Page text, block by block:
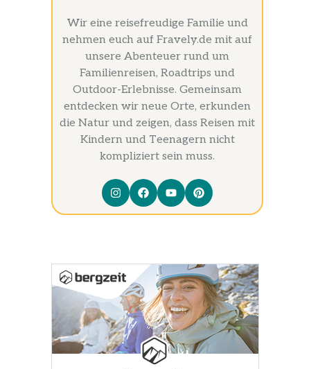
Wir eine reisefreudige Familie und
nehmen euch auf Fravely.de mit auf
unsere Abenteuer rund um
Familienreisen, Roadtrips und
Outdoor-Erlebnisse. Gemeinsam
entdecken wir neue Orte, erkunden
die Natur und zeigen, dass Reisen mit
Kindern und Teenagern nicht
kompliziert sein muss.